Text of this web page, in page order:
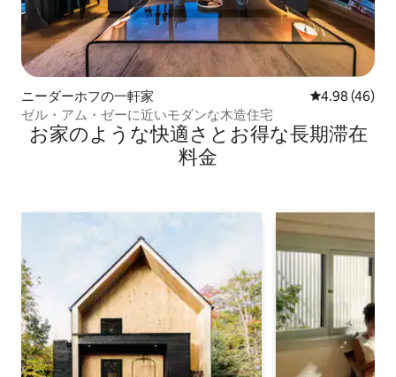
ニーダーホフの一軒家 レビュー46
4.98 (46)
ゼル・アム・ゼーに近いモダンな木造住宅
お家のような快⁠適⁠さ⁠とお⁠得⁠な長⁠期⁠滞⁠在
料⁠金